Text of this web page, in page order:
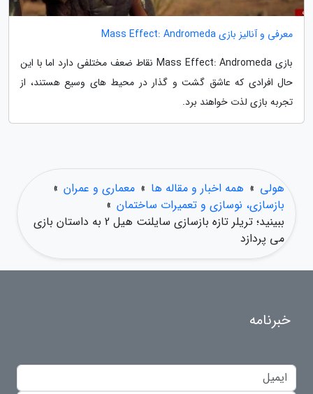
معرفی و آنالیز بازی Mass Effect: Andromeda
بازی Mass Effect: Andromeda نقاط ضعف مختلفی دارد اما با این
حال افرادی که عاشق گشت و گذار در محیط های وسیع هستند، از
تجربه بازی لذت خواهند برد.
هولی » همه اخبار و مقاله ها » معماری و عمران »
بازسازی، نوسازی و تعمیرات ساختمان »
ببینید؛ تریلر تازه بازسازی سایلنت هیل 2 به داستان بازی
می پردازد
خبرنامه